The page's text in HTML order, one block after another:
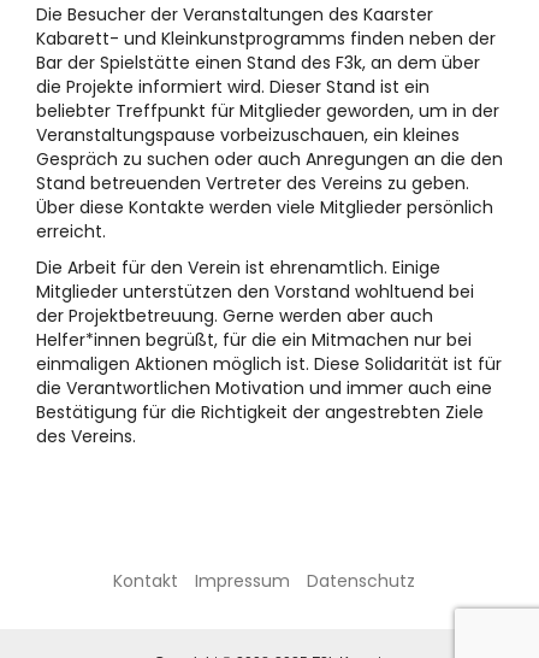
Die Besucher der Veranstaltungen des Kaarster
Kabarett- und Kleinkunstprogramms finden neben der
Bar der Spielstätte einen Stand des F3k, an dem über
die Projekte informiert wird. Dieser Stand ist ein
beliebter Treffpunkt für Mitglieder geworden, um in der
Veranstaltungspause vorbeizuschauen, ein kleines
Gespräch zu suchen oder auch Anregungen an die den
Stand betreuenden Vertreter des Vereins zu geben.
Über diese Kontakte werden viele Mitglieder persönlich
erreicht.
Die Arbeit für den Verein ist ehrenamtlich. Einige
Mitglieder unterstützen den Vorstand wohltuend bei
der Projektbetreuung. Gerne werden aber auch
Helfer*innen begrüßt, für die ein Mitmachen nur bei
einmaligen Aktionen möglich ist. Diese Solidarität ist für
die Verantwortlichen Motivation und immer auch eine
Bestätigung für die Richtigkeit der angestrebten Ziele
des Vereins.
Kontakt Impressum Datenschutz